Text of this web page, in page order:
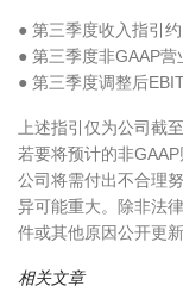
● 第三季度收入指引
● 第三季度非GAAP营
● 第三季度调整后
上述指引仅为公司截
若要将预计的非
公司将需付出不合理
异可能重大。除非法
件或其他原因公开更
相关文章